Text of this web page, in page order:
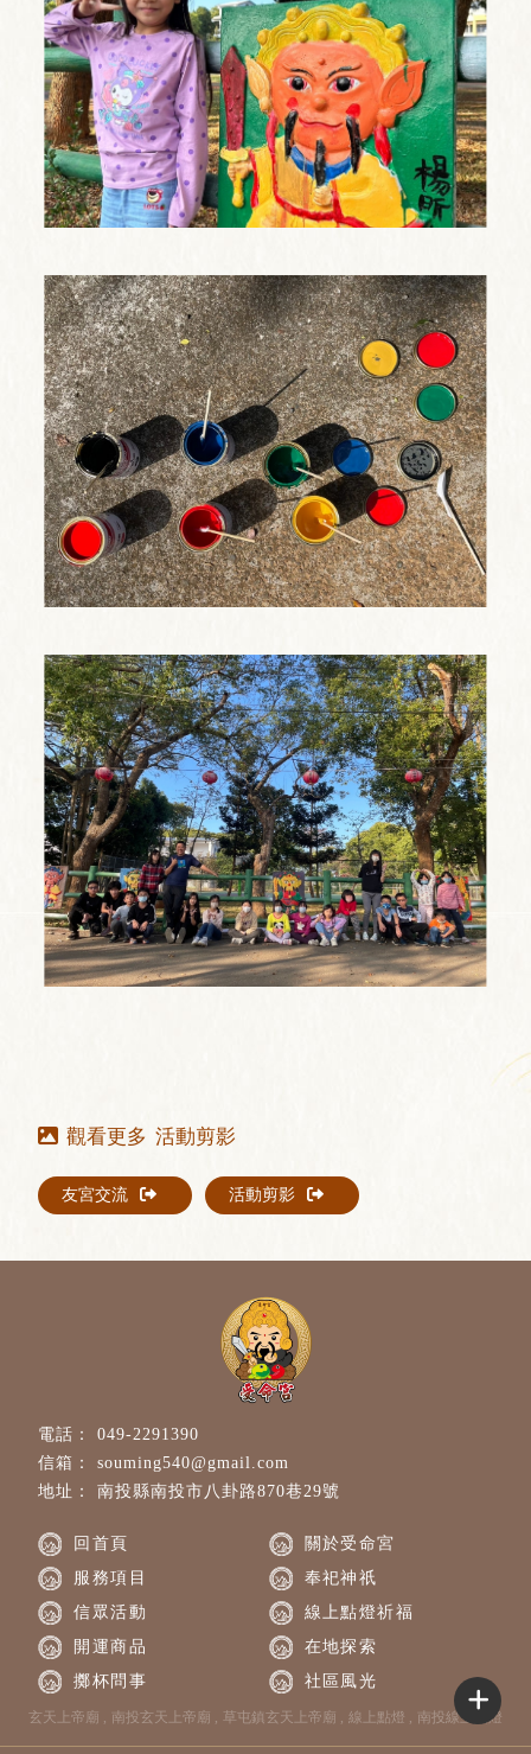
活動剪影
友宮交流 活動剪影
049-2291390
souming540@gmail.com
南投縣南投市八卦路870巷29號
回首頁
關於受命宮
服務項目
奉祀神祇
信眾活動
線上點燈祈福
開運商品
在地探索
擲杯問事
社區風光
玄天上帝廟 南投玄天上帝廟 草屯鎮玄天上帝廟 線上點燈 南投線上點燈